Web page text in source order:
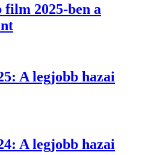
film 2025-ben a
A legjobb hazai
A legjobb hazai